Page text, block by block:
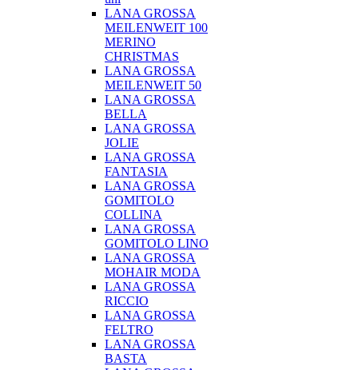
LANA GROSSA
MEILENWEIT 100
MERINO
CHRISTMAS
LANA GROSSA
MEILENWEIT 50
LANA GROSSA
BELLA
LANA GROSSA
JOLIE
LANA GROSSA
FANTASIA
LANA GROSSA
GOMITOLO
COLLINA
LANA GROSSA
GOMITOLO LINO
LANA GROSSA
MOHAIR MODA
LANA GROSSA
RICCIO
LANA GROSSA
FELTRO
LANA GROSSA
BASTA